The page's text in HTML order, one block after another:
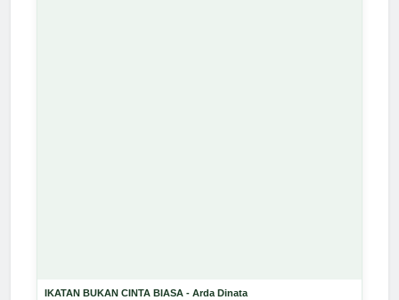
IKATAN BUKAN CINTA BIASA - Arda Dinata